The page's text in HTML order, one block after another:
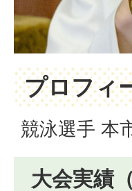
プロフィ
競泳選手 本
大会実績